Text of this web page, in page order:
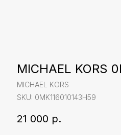
MICHAEL KORS
MICHAEL KORS
SKU: 0MK116010143H59
21 000 р.